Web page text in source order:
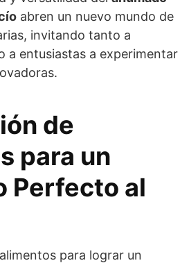
abren un nuevo mundo de
invitando tanto a
a entusiastas a experimentar
de
para un
Perfecto al
para lograr un